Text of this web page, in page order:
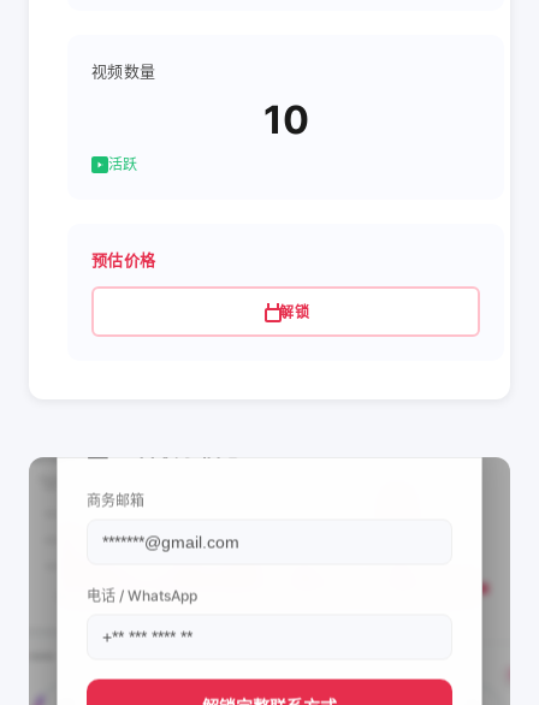
视频数量
10
活跃
预估价格
解锁
商务邮箱
电话 / WhatsApp